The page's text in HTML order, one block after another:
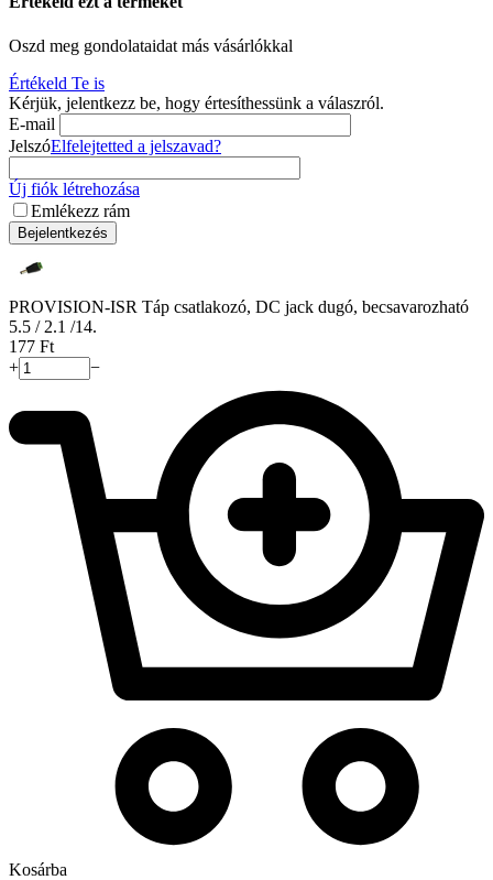
Oszd meg gondolataidat más vásárlókkal
Értékeld Te is
Kérjük, jelentkezz be, hogy értesíthessünk a válaszról.
E-mail
JelszóElfelejtetted a jelszavad?
Új fiók létrehozása
Emlékezz rám
Bejelentkezés
PROVISION-ISR Táp csatlakozó, DC jack dugó, becsavarozható
5.5 / 2.1 /14.
‍177‍ Ft
+
−
Kosárba